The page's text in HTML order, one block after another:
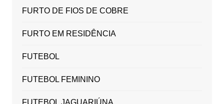
FURTO DE FIOS DE COBRE
FURTO EM RESIDÊNCIA
FUTEBOL
FUTEBOL FEMININO